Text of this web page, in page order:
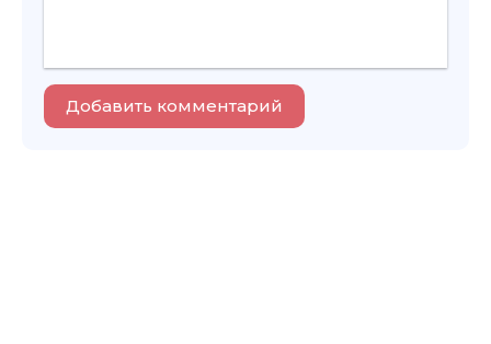
Добавить комментарий